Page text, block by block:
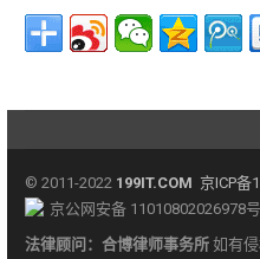
© 2011-2022 199IT.COM 京ICP备
京公网安备 11010802026978号
法律顾问： 合博律师事务所 如有